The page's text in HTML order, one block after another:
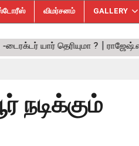
விமர்சனம் GALLERY
நடிக்கும்